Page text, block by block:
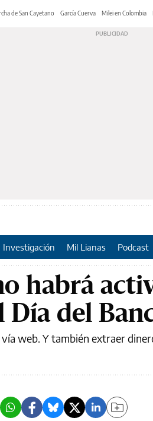
de San Cayetano García Cuerva Milei en Colombia
Investigación Mil Lianas Podcast
habrá
del
web. Y también extraer